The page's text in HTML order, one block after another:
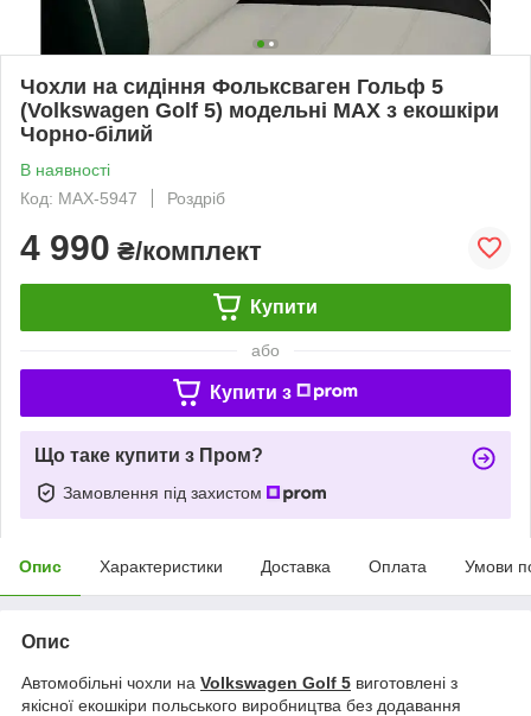
Чохли на сидіння Фольксваген Гольф 5
(Volkswagen Golf 5) модельні MAX з екошкіри
Чорно-білий
В наявності
Код: MAX-5947
Роздріб
4 990 ₴/комплект
Купити
або
Купити з
Що таке купити з Пром?
Замовлення під захистом
Опис Характеристики Доставка Оплата Умови
Опис
Автомобільні чохли на Volkswagen Golf 5 виготовлені з
якісної екошкіри польського виробництва без додавання